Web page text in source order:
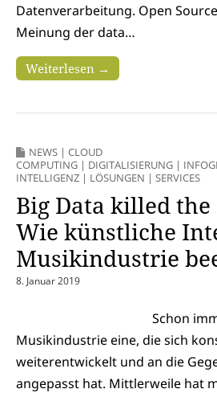
Datenverarbeitung. Open
Meinung der data…
Weiterlesen →
NEWS | CLOUD
COMPUTING | DIGITALISIERUNG |
INTELLIGENZ | LÖSUNGEN | SERVICES
Big Data killed the
Wie künstliche
Musikindustrie
8. Januar 2019
Schon
Musikindustrie eine, die sich
weiterentwickelt und an die
angepasst hat. Mittlerweile hat